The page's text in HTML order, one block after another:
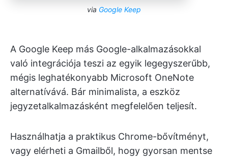
via Google Keep
A Google Keep más Google-alkalmazásokkal
való integrációja teszi az egyik legegyszerűbb,
mégis leghatékonyabb Microsoft OneNote
alternatívává. Bár minimalista, a eszköz
jegyzetalkalmazásként megfelelően teljesít.
Használhatja a praktikus Chrome-bővítményt,
vagy elérheti a Gmailből, hogy gyorsan mentse